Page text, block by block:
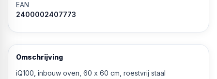
EAN
2400002407773
Omschrijving
iQ100, inbouw oven, 60 x 60 cm, roestvrij staal